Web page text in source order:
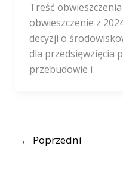
Treść
obwieszczenie z
decyzji o
dla przedsięwzięcia
przebudowie i
← Poprzedni